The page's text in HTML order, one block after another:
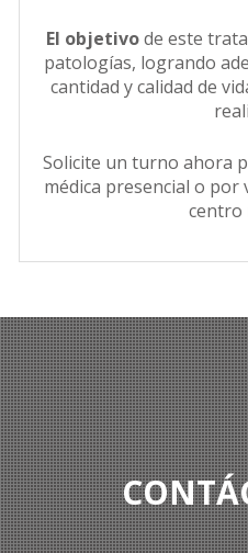
El objetivode este
patologías, logrando
cantidad y calidad de
Solicite un turno ahora
médica presencial o
centro